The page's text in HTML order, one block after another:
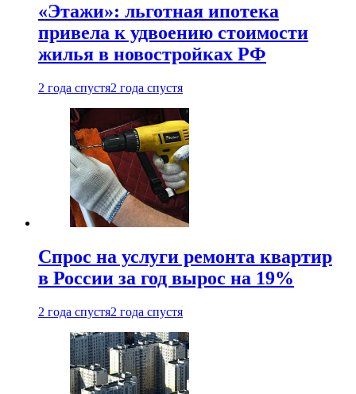
«Этажи»: льготная ипотека
привела к удвоению стоимости
жилья в новостройках РФ
2 года спустя2 года спустя
Спрос на услуги ремонта квартир
в России за год вырос на 19%
2 года спустя2 года спустя